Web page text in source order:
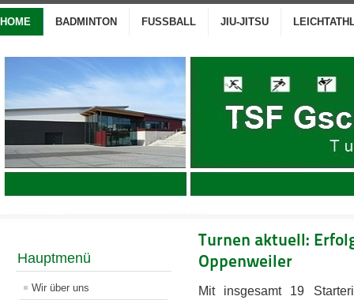
HOME BADMINTON FUSSBALL JIU-JITSU
Hauptmenü
Wir über uns
Turnen aktuell:
Oppenweiler
Mit insgesamt 19